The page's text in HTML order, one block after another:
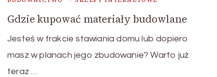
Gdzie kupować materiały budowlane
Jesteś w trakcie stawiania domu lub dopiero
masz w planach jego zbudowanie? Warto już
teraz …